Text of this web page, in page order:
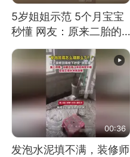
5岁姐姐示范 5个月宝宝
秒懂 网友：原来二胎的
快乐长这样
00:36
发泡水泥填不满，装修师